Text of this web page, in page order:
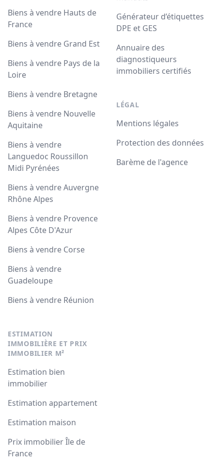
Biens à vendre Hauts de
France
Biens à vendre Grand Est
Biens à vendre Pays de la
Loire
Biens à vendre Bretagne
Biens à vendre Nouvelle
Aquitaine
Biens à vendre
Languedoc Roussillon
Midi Pyrénées
Biens à vendre Auvergne
Rhône Alpes
Biens à vendre Provence
Alpes Côte D'Azur
Biens à vendre Corse
Biens à vendre
Guadeloupe
Biens à vendre Réunion
ESTIMATION
IMMOBILIÈRE ET PRIX
IMMOBILIER M²
Estimation bien
immobilier
Estimation appartement
Estimation maison
Prix immobilier Île de
France
Générateur d’étiquettes
DPE et GES
Annuaire des
diagnostiqueurs
immobiliers certifiés
LÉGAL
Mentions légales
Protection des données
Barème de l'agence